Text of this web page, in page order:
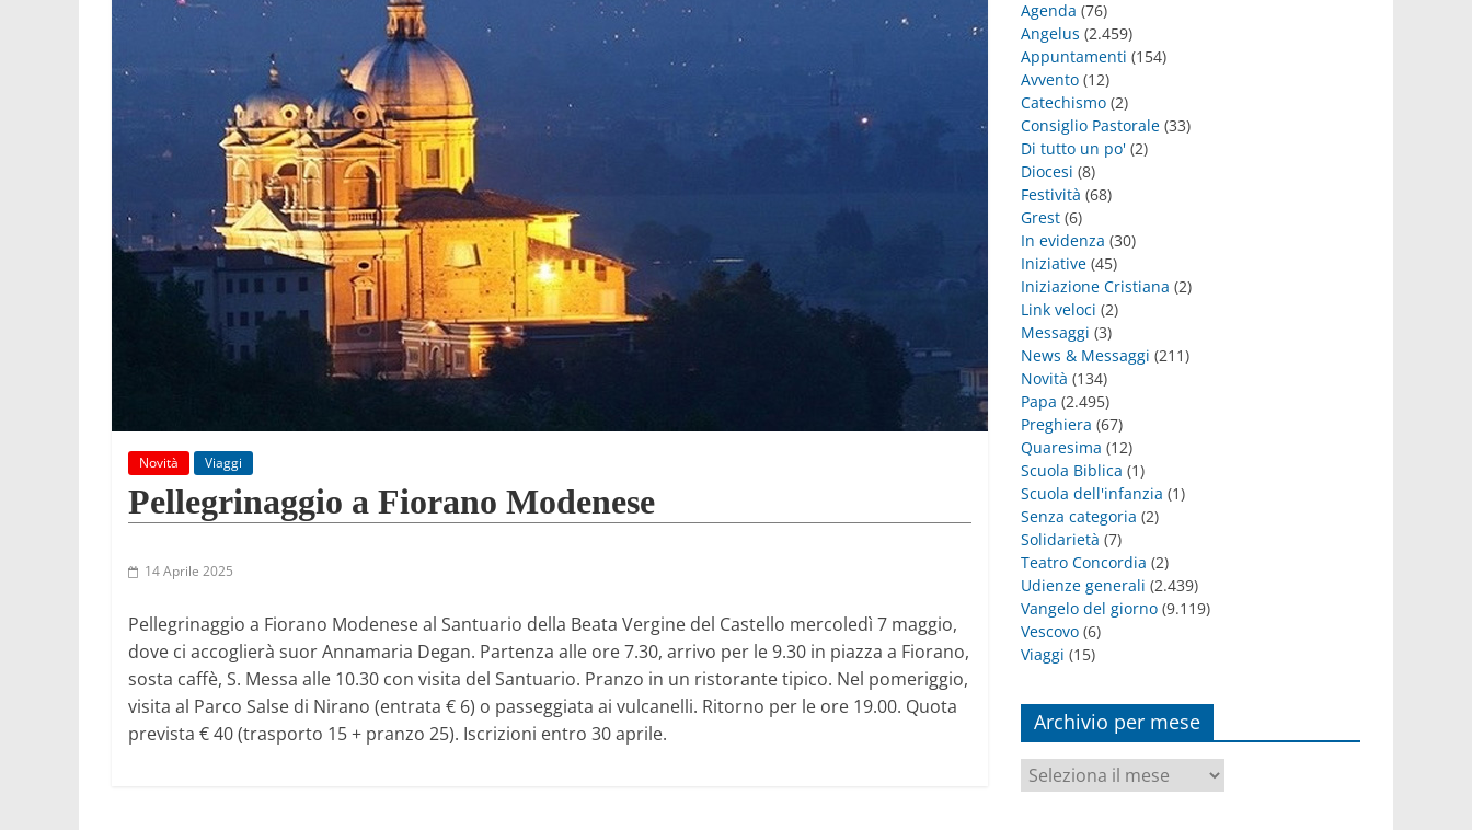
Sito
della
Novità Viaggi
Pellegrinaggio a Fiorano Modenese
14 Aprile 2025
Pellegrinaggio a Fiorano Modenese al Santuario della Beata Vergine del Castello mercoledì 7 maggio,
dove ci accoglierà suor Annamaria Degan. Partenza alle ore 7.30, arrivo per le 9.30 in piazza a Fiorano,
sosta caffè, S. Messa alle 10.30 con visita del Santuario. Pranzo in un ristorante tipico. Nel pomeriggio,
visita al Parco Salse di Nirano (entrata € 6) o passeggiata ai vulcanelli. Ritorno per le ore 19.00. Quota
prevista € 40 (trasporto 15 + pranzo 25). Iscrizioni entro 30 aprile.
Agenda (76)
Angelus (2.459)
Appuntamenti (154)
Avvento (12)
Catechismo (2)
Consiglio Pastorale (33)
Di tutto un po' (2)
Diocesi (8)
Festività (68)
Grest (6)
In evidenza (30)
Iniziative (45)
Iniziazione Cristiana (2)
Link veloci (2)
Messaggi (3)
News & Messaggi (211)
Novità (134)
Papa (2.495)
Preghiera (67)
Quaresima (12)
Scuola Biblica (1)
Scuola dell'infanzia (1)
Senza categoria (2)
Solidarietà (7)
Teatro Concordia (2)
Udienze generali (2.439)
Vangelo del giorno (9.119)
Vescovo (6)
Viaggi (15)
Archivio per mese
Archivio
per